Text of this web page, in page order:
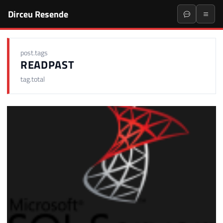
Dirceu Resende
post.tags
READPAST
tag.total